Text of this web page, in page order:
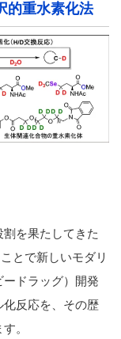
的重水素化法
を果たしてきた
とで新しいモダリ
ドラッグ）開発
反応を、その歴
。